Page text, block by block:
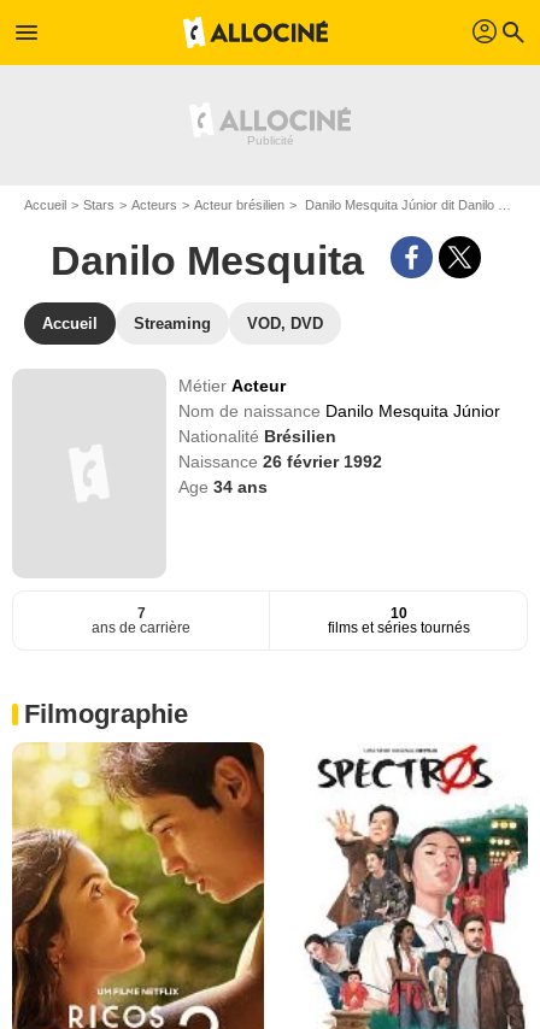
menu profil search
Accueil Stars Acteurs Acteur brésilien Danilo Mesquita Júnior dit Danilo Mesquita
Danilo Mesquita
Accueil Streaming VOD, DVD
MétierActeur
Nom de naissance Danilo Mesquita Júnior
Nationalité Brésilien
Naissance26 février 1992
Age34 ans
7
ans de carrière
10
films et séries tournés
Filmographie